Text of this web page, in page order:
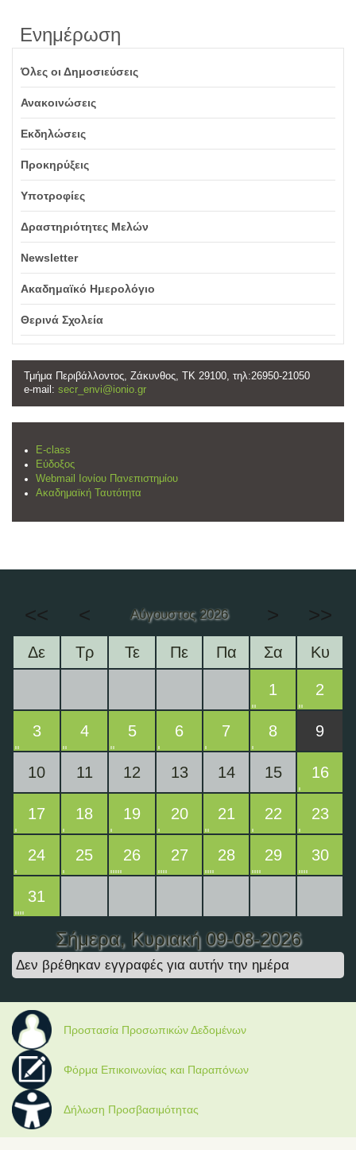
Ενημέρωση
Όλες οι Δημοσιεύσεις
Ανακοινώσεις
Εκδηλώσεις
Προκηρύξεις
Υποτροφίες
Δραστηριότητες Μελών
Newsletter
Ακαδημαϊκό Ημερολόγιο
Θερινά Σχολεία
Τμήμα Περιβάλλοντος, Ζάκυνθος, ΤΚ 29100, τηλ:26950-21050
e-mail: secr_envi@ionio.gr
E-class
Εύδοξος
Webmail Ιονίου Πανεπιστημίου
Ακαδημαϊκή Ταυτότητα
<< < Αύγουστος 2026 > >>
Δε Τρ Τε Πε Πα Σα Κυ
1 2
3 4 5 6 7 8 9
10 11 12 13 14 15 16
17 18 19 20 21 22 23
24 25 26 27 28 29 30
31
Σήμερα, Κυριακή 09-08-2026
Δεν βρέθηκαν εγγραφές για αυτήν την ημέρα
Προστασία Προσωπικών Δεδομένων
Φόρμα Επικοινωνίας και Παραπόνων
Δήλωση Προσβασιμότητας